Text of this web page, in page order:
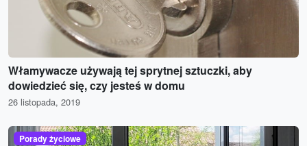
Włamywacze używają tej sprytnej sztuczki, aby
dowiedzieć się, czy jesteś w domu
26 listopada, 2019
Porady życiowe